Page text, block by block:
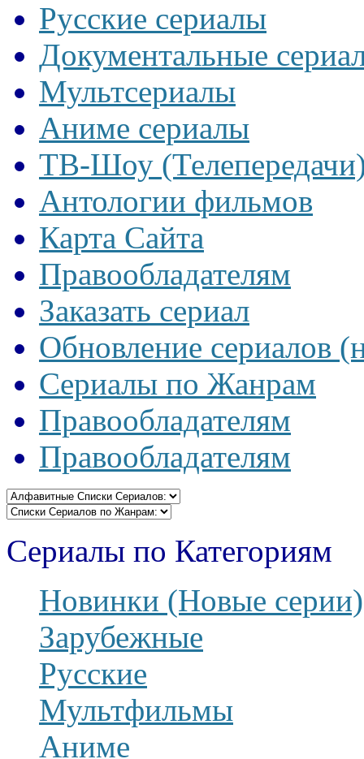
Русские сериалы
Документальные
Мультсериалы
Аниме сериалы
ТВ-Шоу
Антологии фильмов
Карта Сайта
Правообладателям
Заказать сериал
Обновление сериалов
Сериалы по Жанрам
Правообладателям
Правообладателям
Сериалы по Категориям
Новинки (Новые серии)
Зарубежные
Русские
Мультфильмы
Аниме